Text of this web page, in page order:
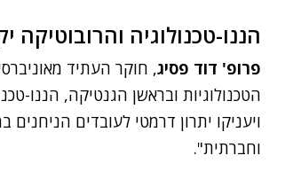
הננו-טכנולוגיה
פרופ' דוד פסיג, חוקר העתיד
הטכנולוגיות ובראשן הגנטיקה, הננו-
ויעניקו יתרון דרמטי לעובדים הניחנים
וחברתית".